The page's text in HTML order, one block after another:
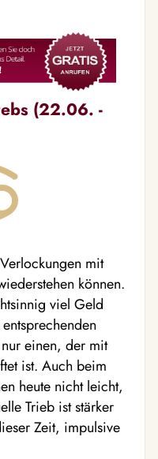
(22.06. -
mit
können.
viel Geld
einen, der mit
ist. Auch beim
heute nicht leicht,
Trieb ist stärker
Zeit, impulsive